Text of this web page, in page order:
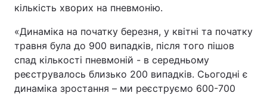
кількість хворих на пневмонію.
«Динаміка на початку березня, у квітні та початку
травня була до 900 випадків, після того пішов
спад кількості пневмоній - в середньому
реєструвалось близько 200 випадків. Сьогодні є
динаміка зростання – ми реєструємо 600-700